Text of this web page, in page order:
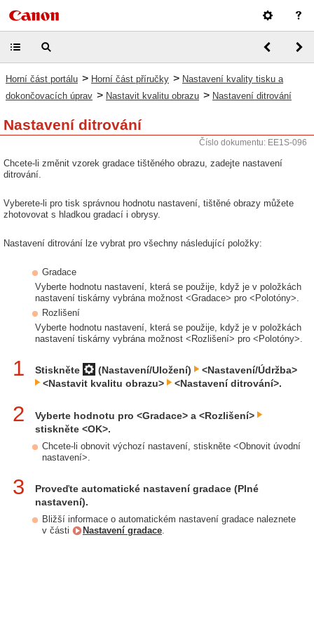
Horní část portálu > Horní část příručky > Nastavení kvality tisku a
dokončovacích úprav > Nastavit kvalitu obrazu > Nastavení ditrování
Nastavení ditrování
Číslo dokumentu: EE1S-096
Chcete-li změnit vzorek gradace tištěného obrazu, zadejte nastavení
ditrování.
Vyberete-li pro tisk správnou hodnotu nastavení, tištěné obrazy můžete
zhotovovat s hladkou gradací i obrysy.
Nastavení ditrování lze vybrat pro všechny následující položky:
Gradace
Vyberte hodnotu nastavení, která se použije, když je v položkách
nastavení tiskárny vybrána možnost <Gradace> pro <Polotóny>.
Rozlišení
Vyberte hodnotu nastavení, která se použije, když je v položkách
nastavení tiskárny vybrána možnost <Rozlišení> pro <Polotóny>.
1 Stiskněte (Nastavení/Uložení)
<Nastavení/Údržba>
<Nastavit kvalitu obrazu>
<Nastavení ditrování>.
2
Vyberte hodnotu pro <Gradace> a <Rozlišení>
stiskněte <OK>.
Chcete-li obnovit výchozí nastavení, stiskněte <Obnovit úvodní
nastavení>.
3
Proveďte automatické nastavení gradace (Plné
nastavení).
Bližší informace o automatickém nastavení gradace naleznete
v části
Nastavení gradace.